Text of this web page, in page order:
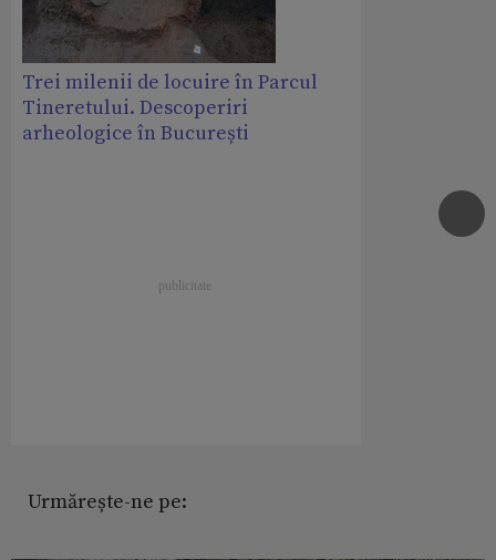
Trei milenii de locuire în Parcul
Tineretului. Descoperiri
arheologice în București
Urmărește-ne pe: